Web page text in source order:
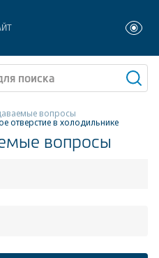
машины
вопросы
отверстие в холодильнике
вопросы